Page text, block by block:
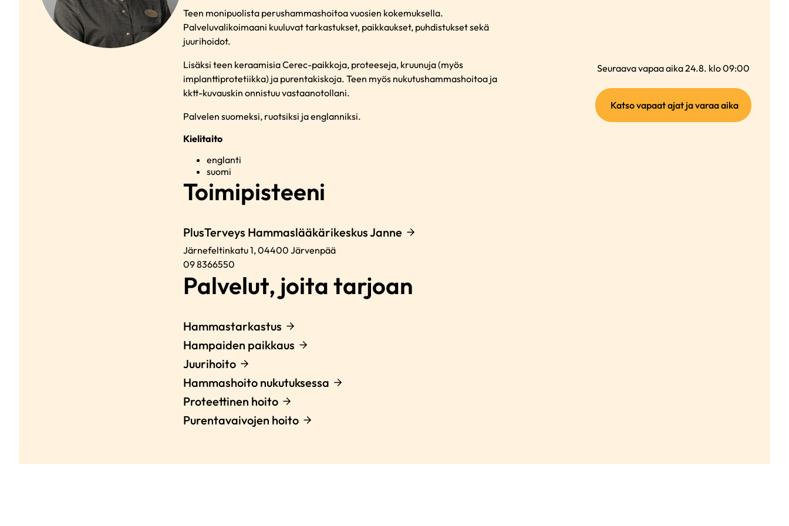
Seuraava vapaa aika 24.8. klo 09:00
Katso vapaat ajat ja varaa aika(ulkoinen
linkki)
Teen monipuolista perushammashoitoa vuosien kokemuksella.
Palveluvalikoimaani kuuluvat tarkastukset, paikkaukset, puhdistukset sekä
juurihoidot.
Lisäksi teen keraamisia Cerec-paikkoja, proteeseja, kruunuja (myös
implanttiprotetiikka) ja purentakiskoja. Teen myös nukutushammashoitoa ja
kktt-kuvauskin onnistuu vastaanotollani.
Palvelen suomeksi, ruotsiksi ja englanniksi.
Kielitaito
englanti
suomi
Toimipisteeni
PlusTerveys Hammaslääkärikeskus Janne
Järnefeltinkatu 1,04400 Järvenpää
09 8366550
Palvelut, joita tarjoan
Hammastarkastus
Hampaiden paikkaus
Juurihoito
Hammashoito nukutuksessa
Proteettinen hoito
Purentavaivojen hoito